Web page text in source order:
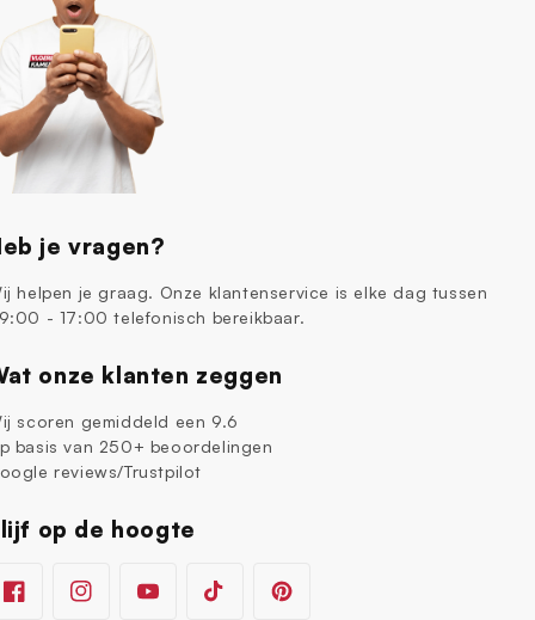
je vragen?
helpen je graag. Onze klantenservice is elke dag tussen
- 17:00 telefonisch bereikbaar.
onze klanten zeggen
scoren gemiddeld een 9.6
basis van 250+ beoordelingen
reviews/Trustpilot
op de hoogte
FacebookInstagramYouTubeTikTok Pinterest